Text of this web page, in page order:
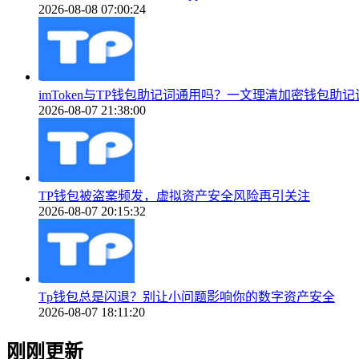
2026-08-08 07:00:24
imToken与TP钱包助记词通用吗？一文理清加密钱包助记
2026-08-07 21:38:00
TP钱包被盗案频发，虚拟资产安全风险再引关注
2026-08-07 20:15:32
Tp钱包总是闪退？别让小问题影响你的数字资产安全
2026-08-07 18:11:20
刚刚更新